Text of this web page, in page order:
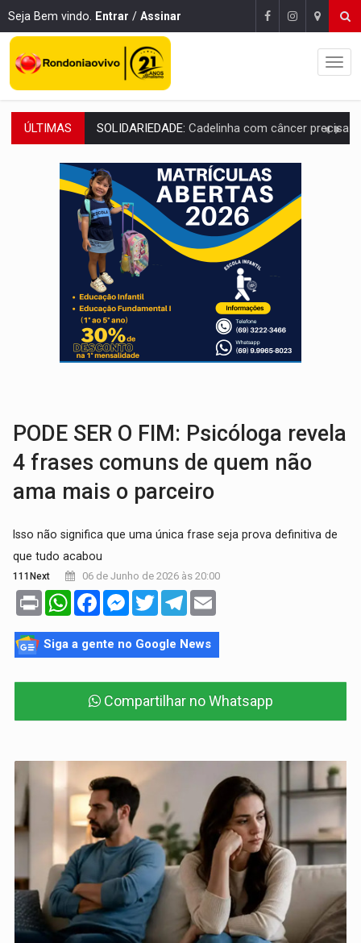
Seja Bem vindo. Entrar / Assinar
ÚLTIMAS DESAPARECIDO:Família procura por cachorrinho
URGENTE:DHPP se mobiliza para tentar localizar corpo de rapaz
DÉFICIT DE MANDATO:Contas do governo de Rondônia expõem meta
CREDIBILIDADE:Superintendentes da PF defendem independência e apoio
ALIANÇA PODEROSA: Chapa vitaminada pode alcançar larga e boa
SÃO PAULO: PM abre concurso público com 2.000 vagas para
CINEAMAZÔNIA: Filmes rondonienses provocam debate sobre temas
Publicação Legal: AVISO DE LICITAÇÃO: PREGÃO ELETRÔNICO Nº
PODE SER O FIM: Psicóloga revela
4 frases comuns de quem não
ama mais o parceiro
Isso não significa que uma única frase seja prova definitiva de
que tudo acabou
111Next 06 de Junho de 2026 às 20:00
Print WhatsAppFacebookMessenger
TwitterTelegram
Siga a gente no Google News
Compartilhar no Whatsapp